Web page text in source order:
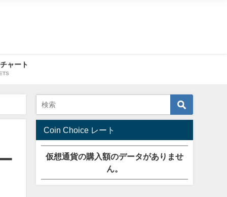
ャート
Coin Choice レート
仮想通貨の購入額のデータがありませ
ん。